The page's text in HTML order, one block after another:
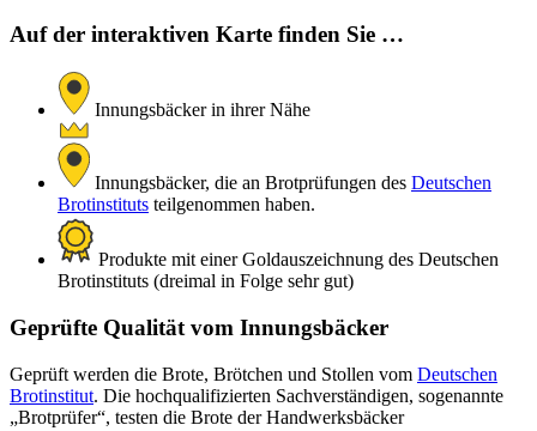
Auf der interaktiven Karte finden Sie …
Innungsbäcker in ihrer Nähe
Innungsbäcker, die an Brotprüfungen des Deutschen
Brotinstituts teilgenommen haben.
Produkte mit einer Goldauszeichnung des Deutschen
Brotinstituts (dreimal in Folge sehr gut)
Geprüfte Qualität vom Innungsbäcker
Geprüft werden die Brote, Brötchen und Stollen vom Deutschen
Brotinstitut. Die hochqualifizierten Sachverständigen, sogenannte
„Brotprüfer“, testen die Brote der Handwerksbäcker